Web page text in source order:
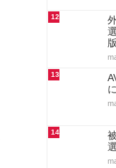
12
13
14